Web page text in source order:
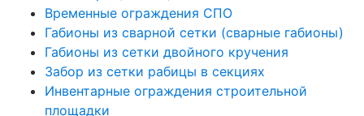
Временные ограждения СПО
Габионы из сварной сетки (сварные габионы)
Габионы из сетки двойного кручения
Забор из сетки рабицы в секциях
Инвентарные ограждения строительной
площадки